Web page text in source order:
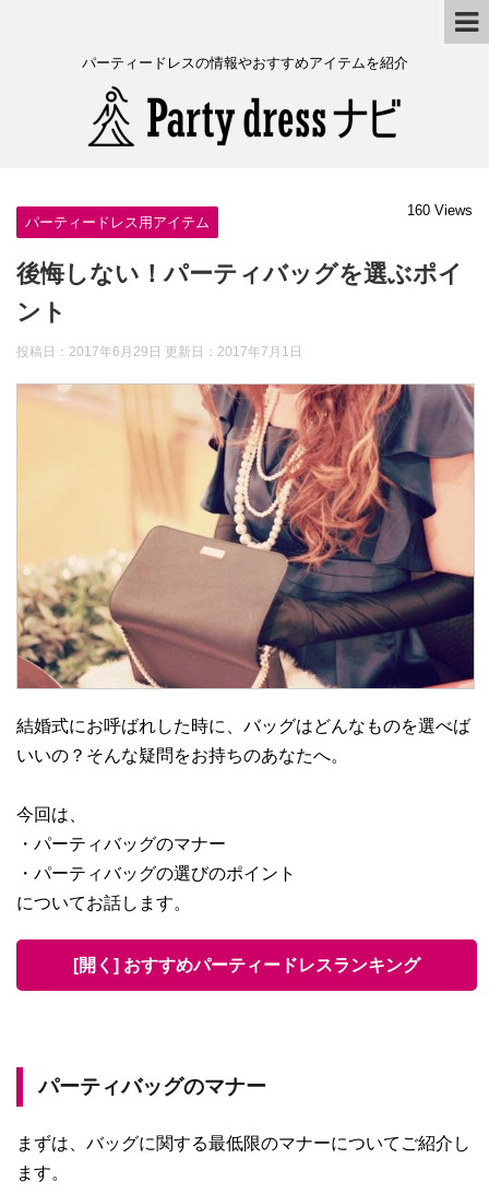
パーティードレスの情報やおすすめアイテムを紹介
パーティードレス用アイテム
160 Views
後悔しない！パーティバッグを選ぶポイ
ント
投稿日：2017年6月29日 更新日： 2017年7月1日
結婚式にお呼ばれした時に、バッグはどんなものを選べば
いいの？そんな疑問をお持ちのあなたへ。
今回は、
・パーティバッグのマナー
・パーティバッグの選びのポイント
についてお話します。
[開く] おすすめパーティードレスランキング
パーティバッグのマナー
まずは、バッグに関する最低限のマナーについてご紹介し
ます。